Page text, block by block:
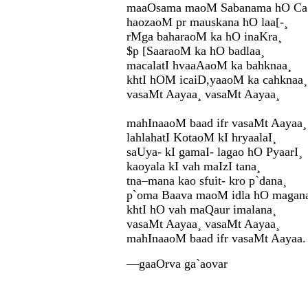
maaOsama maoM Sabanama hO
haozaoM pr mauskana hO laa[-¸
rMga baharaoM ka hO inaKra¸
$p [SaaraoM ka hO badlaa¸
macalatI hvaaAaoM ka bahknaa¸
khtI hOM icaiD,yaaoM ka cahknaa¸
vasaMt Aayaa¸ vasaMt Aayaa¸
mahInaaoM baad ifr vasaMt Aayaa¸
lahlahatI KotaoM kI hryaalaI¸
saUya- kI gamaI- lagao hO PyaarI¸
kaoyala kI vah maIzI tana¸
tna–mana kao sfuit- kro p`dana¸
p`oma Baava maoM idla hO
khtI hO vah maQaur imalana¸
vasaMt Aayaa¸ vasaMt Aayaa¸
mahInaaoM baad ifr vasaMt Aayaa.
—gaaOrva ga`aovar